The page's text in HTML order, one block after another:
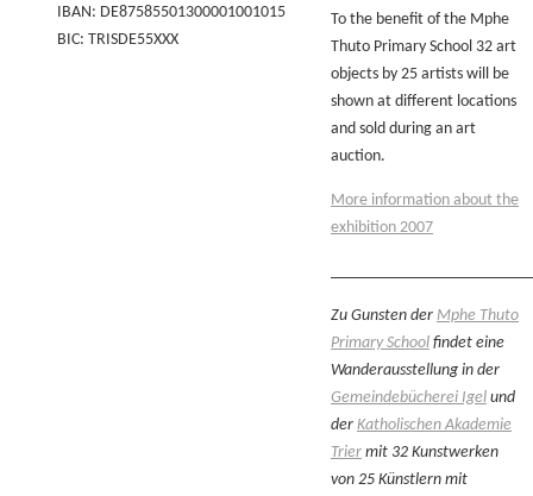
To the benefit of the Mphe
Thuto Primary School 32 art
objects by 25 artists will be
shown at different locations
and sold during an art
auction.
More information about the
exhibition 2007
Zu Gunsten der Mphe Thuto
Primary School findet eine
Wanderausstellung in der
Gemeindebücherei Igel und
der Katholischen Akademie
Trier mit 32 Kunstwerken
von 25 Künstlern mit
IBAN: DE87585501300001001015
BIC: TRISDE55XXX